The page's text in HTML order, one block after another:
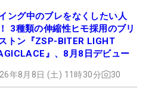
ング中のブレをなくしたい人
3種類の伸縮性ヒモ採用のブリ
トン『ZSP-BITER LIGHT
』、8月8日デビュー
年8月8日 (土) 11時30分 30